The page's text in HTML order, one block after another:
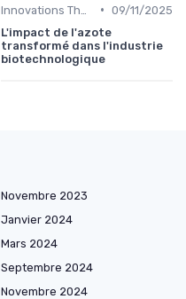
• 09/11/2025
L'impact de l'azote
transformé dans l'industrie
biotechnologique
Novembre 2023
Janvier 2024
Mars 2024
Septembre 2024
Novembre 2024